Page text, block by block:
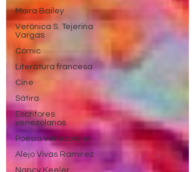
Moira Bailey
Verónica S. Tejerina
Vargas
Cómic
Literatura francesa
Cine
Sátira
Escritores
venezolanos
Poesía venezolana
Alejo Vivas Ramírez
Nancy Keeler